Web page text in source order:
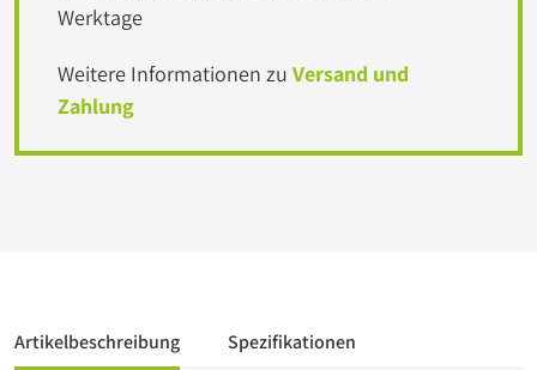
Werktage
Weitere Informationen zu Versand und
Zahlung
Artikelbeschreibung Spezifikationen